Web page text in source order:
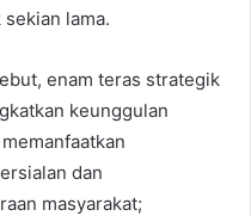
lama.
enam teras strategik
keunggulan
dan
masyarakat;